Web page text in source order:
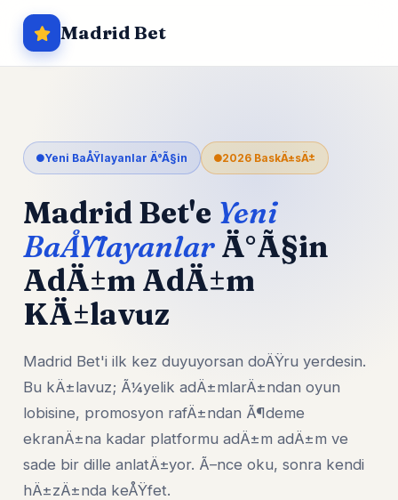
Madrid Bet
Yeni BaÅŸlayanlar Ä°Ã§in 2026 BaskÄ±sÄ±
Madrid Bet'e Yeni
BaÅŸlayanlarÄ°Ã§in
AdÄ±m AdÄ±m
KÄ±lavuz
Madrid Bet'i ilk kez duyuyorsan doÄŸru yerdesin.
Bu kÄ±lavuz; Ã¼yelik adÄ±mlarÄ±ndan oyun
lobisine, promosyon rafÄ±ndan Ã¶deme
ekranÄ±na kadar platformu adÄ±m adÄ±m ve
sade bir dille anlatÄ±yor. Ã–nce oku, sonra kendi
hÄ±zÄ±nda keÅŸfet.